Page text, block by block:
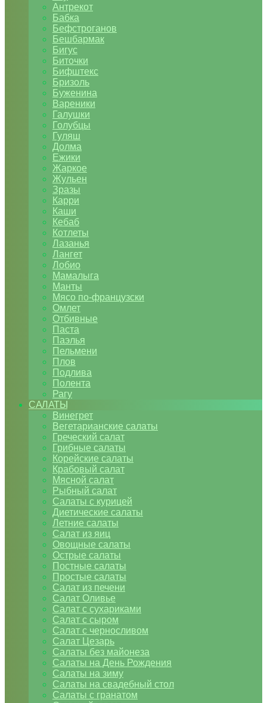
Антрекот
Бабка
Бефстроганов
Бешбармак
Бигус
Биточки
Бифштекс
Бризоль
Буженина
Вареники
Галушки
Голубцы
Гуляш
Долма
Ежики
Жаркое
Жульен
Зразы
Карри
Каши
Кебаб
Котлеты
Лазанья
Лангет
Лобио
Мамалыга
Манты
Мясо по-французски
Омлет
Отбивные
Паста
Паэлья
Пельмени
Плов
Подлива
Полента
Рагу
САЛАТЫ
Винегрет
Вегетарианские салаты
Греческий салат
Грибные салаты
Корейские салаты
Крабовый салат
Мясной салат
Рыбный салат
Салаты с курицей
Диетические салаты
Летние салаты
Салат из яиц
Овощные салаты
Острые салаты
Постные салаты
Простые салаты
Салат из печени
Салат Оливье
Салат с сухариками
Салат с сыром
Салат с черносливом
Салат Цезарь
Салаты без майонеза
Салаты на День Рождения
Салаты на зиму
Салаты на свадебный стол
Салаты с гранатом